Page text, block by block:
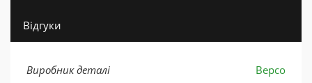
Відгуки
Виробник деталі
Bepco